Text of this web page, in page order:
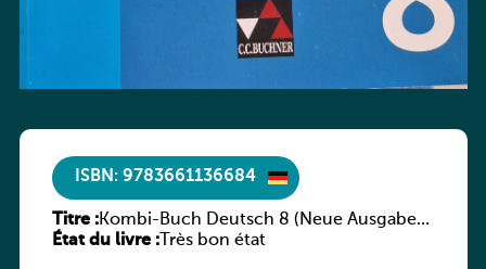
ISBN: 9783661136684
Titre :Kombi-Buch Deutsch 8 (Neue Ausgabe
Luxemburg)
État du livre :Très bon état